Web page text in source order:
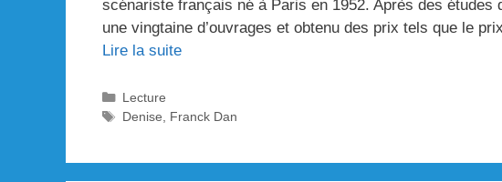
scénariste français né à Paris en 1952. Après des
une vingtaine d’ouvrages et obtenu des prix tels que le
Lire la suite
Catégories
Lecture
Étiquettes
Denise Franck Dan